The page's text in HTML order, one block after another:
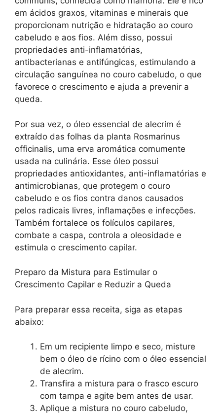
em ácidos graxos, vitaminas e minerais que
proporcionam nutrição e hidratação ao couro
cabeludo e aos fios. Além disso, possui
propriedades anti-inflamatórias,
antibacterianas e antifúngicas, estimulando a
circulação sanguínea no couro cabeludo, o que
favorece o crescimento e ajuda a prevenir a
queda.
Por sua vez, o óleo essencial de alecrim é
extraído das folhas da planta Rosmarinus
officinalis, uma erva aromática comumente
usada na culinária. Esse óleo possui
propriedades antioxidantes, anti-inflamatórias e
antimicrobianas, que protegem o couro
cabeludo e os fios contra danos causados
pelos radicais livres, inflamações e infecções.
Também fortalece os folículos capilares,
combate a caspa, controla a oleosidade e
estimula o crescimento capilar.
Preparo da Mistura para Estimular o
Crescimento Capilar e Reduzir a Queda
Para preparar essa receita, siga as etapas
abaixo:
Em um recipiente limpo e seco, misture
bem o óleo de rícino com o óleo essencial
de alecrim.
Transfira a mistura para o frasco escuro
com tampa e agite bem antes de usar.
Aplique a mistura no couro cabeludo,